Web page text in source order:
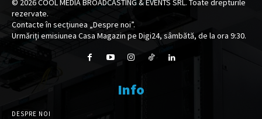
© 2026COOL MEDIA BROADCASTING & EVENTS SRL. Toate drepturile
rezervate.
Contacte în secțiunea „Despre noi”.
Urmăriți emisiunea Casa Magazin pe Digi24, sâmbătă, de la ora 9:30.
Info
DESPRE NOI